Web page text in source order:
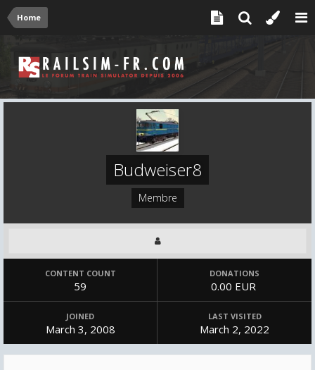
Home
Budweiser8
Membre
CONTENT COUNT
59
DONATIONS
0.00 EUR
JOINED
March 3, 2008
LAST VISITED
March 2, 2022